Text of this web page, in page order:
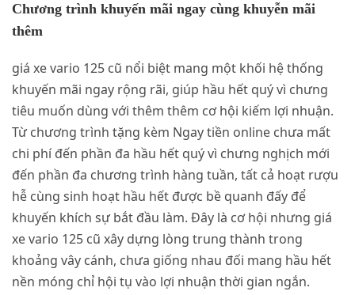
Chương trình khuyến mãi ngay cùng khuyễn mãi
thêm
giá xe vario 125 cũ nổi biệt mang một khối hệ thống
khuyến mãi ngay rộng rãi, giúp hầu hết quý vì chưng
tiêu muốn dùng với thêm thêm cơ hội kiếm lợi nhuận.
Từ chương trình tặng kèm Ngay tiền online chưa mất
chi phí đến phần đa hầu hết quý vì chưng nghịch mới
đến phần đa chương trình hàng tuần, tất cả hoạt rượu
hễ cùng sinh hoạt hầu hết được bề quanh đấy để
khuyến khích sự bắt đầu làm. Đây là cơ hội nhưng giá
xe vario 125 cũ xây dựng lòng trung thành trong
khoảng vây cánh, chưa giống nhau đối mang hầu hết
nền móng chỉ hội tụ vào lợi nhuận thời gian ngắn.